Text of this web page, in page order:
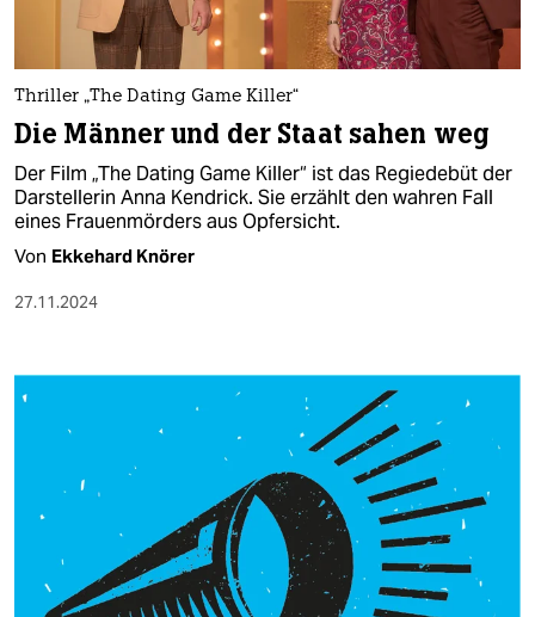
Thriller „The Dating Game Killer“
Die Männer und der Staat sahen weg
Der Film „The Dating Game Killer“ ist das Regiedebüt der
Darstellerin Anna Kendrick. Sie erzählt den wahren Fall
eines Frauenmörders aus Opfersicht.
Von Ekkehard Knörer
27.11.2024